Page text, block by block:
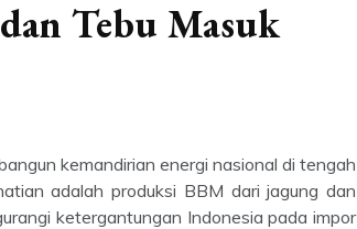
Tebu Masuk
kemandirian energi nasional di tengah
adalah produksi BBM dari jagung dan
ketergantungan Indonesia pada impor